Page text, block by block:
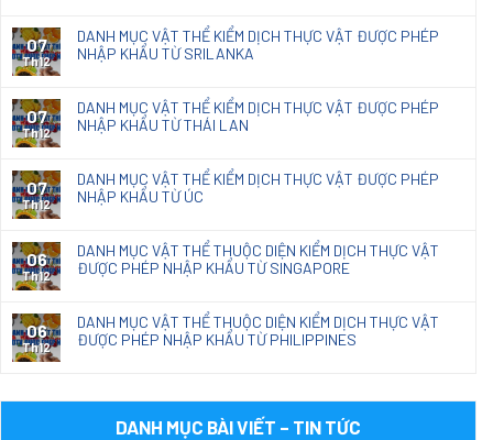
07
Th12
DANH MỤC VẬT THỂ KIỂM DỊCH THỰC VẬT ĐƯỢC PHÉP
NHẬP KHẨU TỪ SRILANKA
07
Th12
DANH MỤC VẬT THỂ KIỂM DỊCH THỰC VẬT ĐƯỢC PHÉP
NHẬP KHẨU TỪ THÁI LAN
07
Th12
DANH MỤC VẬT THỂ KIỂM DỊCH THỰC VẬT ĐƯỢC PHÉP
NHẬP KHẨU TỪ ÚC
06
Th12
DANH MỤC VẬT THỂ THUỘC DIỆN KIỂM DỊCH THỰC VẬT
ĐƯỢC PHÉP NHẬP KHẨU TỪ SINGAPORE
06
Th12
DANH MỤC VẬT THỂ THUỘC DIỆN KIỂM DỊCH THỰC VẬT
ĐƯỢC PHÉP NHẬP KHẨU TỪ PHILIPPINES
DANH MỤC BÀI VIẾT – TIN TỨC